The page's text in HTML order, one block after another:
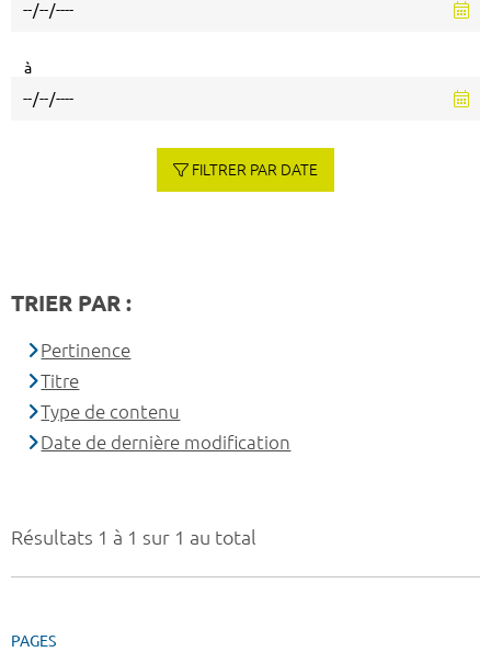
Résultats 1 à 1 sur 1 au total
PAGES
à
FILTRER PAR DATE
TRIER PAR :
Pertinence
Titre
Type de contenu
Date de dernière modification